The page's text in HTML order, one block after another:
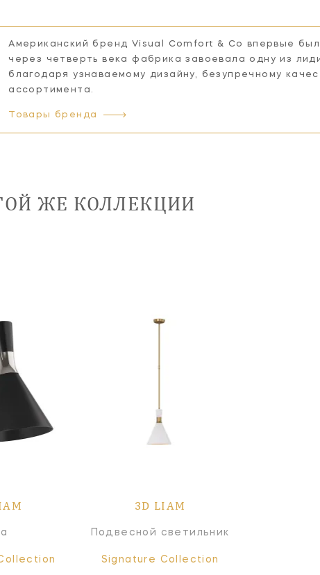
Американский бренд Visual Comfort & Co впервые
через четверть века фабрика завоевала одну из
благодаря узнаваемому дизайну, безупречному
ассортимента.
Товары бренда
ЖЕ КОЛЛЕКЦИИ
3D LIAM
Подвесной светильник
Signature Collection